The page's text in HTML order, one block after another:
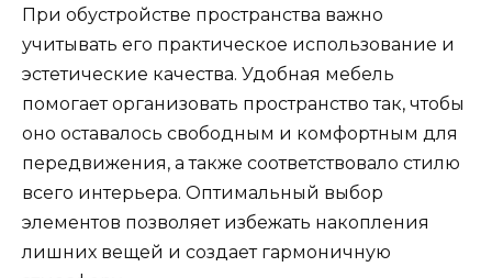
При обустройстве пространства важно
учитывать его практическое использование и
эстетические качества. Удобная мебель
помогает организовать пространство так, чтобы
оно оставалось свободным и комфортным для
передвижения, а также соответствовало стилю
всего интерьера. Оптимальный выбор
элементов позволяет избежать накопления
лишних вещей и создает гармоничную